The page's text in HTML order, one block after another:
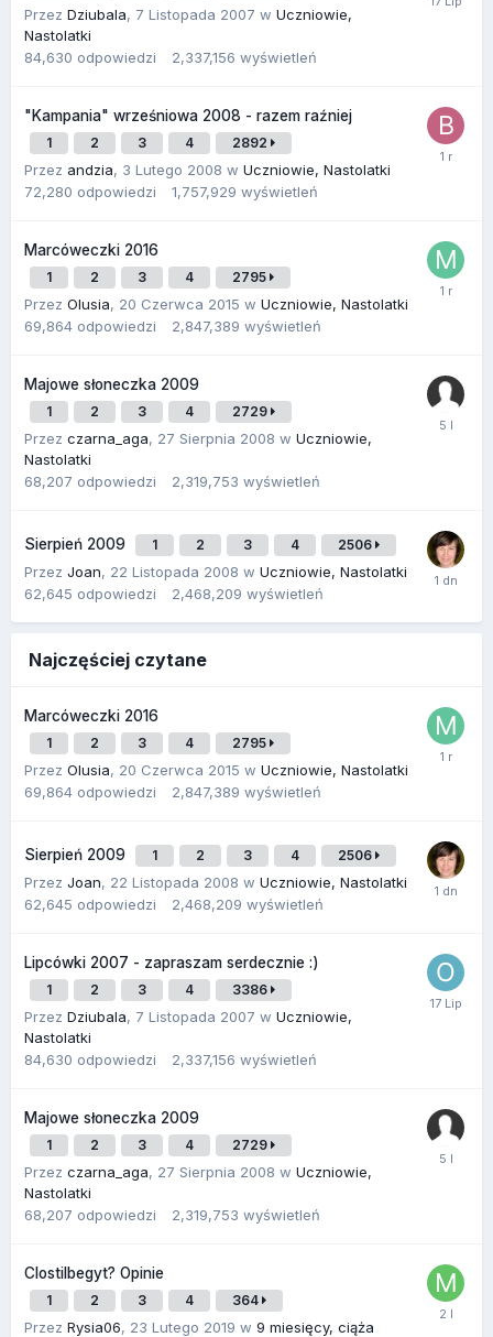
Przez Dziubala, 7 Listopada 2007 w Uczniowie,
Nastolatki
84,630 odpowiedzi 2,337,156 wyświetleń
"Kampania" wrześniowa 2008 - razem raźniej
1 2 3 4 2892
Przez andzia, 3 Lutego 2008 w Uczniowie, Nastolatki
72,280 odpowiedzi 1,757,929 wyświetleń
Marcóweczki 2016
1 2 3 4 2795
Przez Olusia, 20 Czerwca 2015 w Uczniowie, Nastolatki
69,864 odpowiedzi 2,847,389 wyświetleń
Majowe słoneczka 2009
1 2 3 4 2729
Przez czarna_aga, 27 Sierpnia 2008 w Uczniowie,
Nastolatki
68,207 odpowiedzi 2,319,753 wyświetleń
Sierpień 2009 1 2 3 4 2506
Przez Joan, 22 Listopada 2008 w Uczniowie, Nastolatki
62,645 odpowiedzi 2,468,209 wyświetleń
Najczęściej czytane
Marcóweczki 2016
1 2 3 4 2795
Przez Olusia, 20 Czerwca 2015 w Uczniowie, Nastolatki
69,864 odpowiedzi 2,847,389 wyświetleń
Sierpień 2009 1 2 3 4 2506
Przez Joan, 22 Listopada 2008 w Uczniowie, Nastolatki
62,645 odpowiedzi 2,468,209 wyświetleń
Lipcówki 2007 - zapraszam serdecznie :)
1 2 3 4 3386
Przez Dziubala, 7 Listopada 2007 w Uczniowie,
Nastolatki
84,630 odpowiedzi 2,337,156 wyświetleń
Majowe słoneczka 2009
1 2 3 4 2729
Przez czarna_aga, 27 Sierpnia 2008 w Uczniowie,
Nastolatki
68,207 odpowiedzi 2,319,753 wyświetleń
Clostilbegyt? Opinie
1 2 3 4 364
Przez Rysia06, 23 Lutego 2019 w 9 miesięcy, ciąża